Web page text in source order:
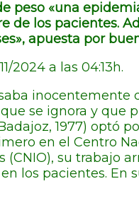
peso «una
de los pacientes.
apuesta por
2024 a las 04:13h.
se ignora y que
1977)
en el Centro
su
los pacientes. En